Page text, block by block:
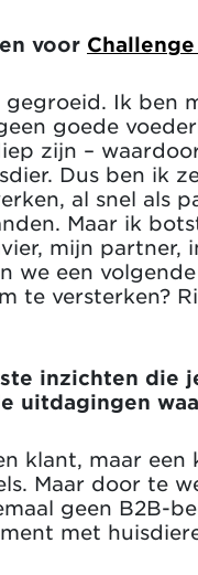
voor
gegroeid. Ik
goede
zijn –
Dus ben ik
al snel als
Maar ik
mijn
we een
te versterken?
inzichten die
uitdagingen
klant, maar
Maar door te
geen B2B-
met